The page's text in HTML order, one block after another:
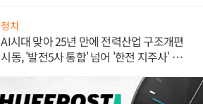
정치
AI시대 맞아 25년 만에 전력산업 구조개편
시동, '발전5사 통합' 넘어 '한전 지주사' 재편